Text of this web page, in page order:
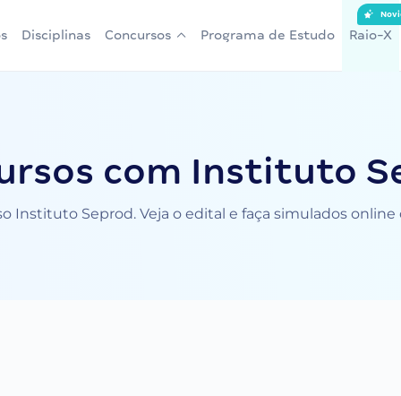
Disciplinas Concursos Programa de Estudo Raio-X
com Instituto
Instituto Seprod. Veja o edital e faça simulados